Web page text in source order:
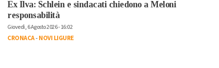
Ex Ilva: Schlein e sindacati chiedono a Meloni
responsabilità
Giovedì, 6 Agosto 2026 - 16:02
CRONACA-NOVI LIGURE